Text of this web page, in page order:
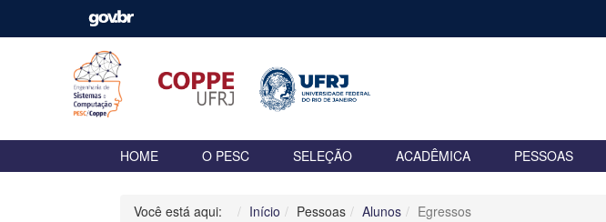
HOME O PESC SELEÇÃO ACADÊMICA PESSOAS
Você está aqui: Início Pessoas Alunos Egressos